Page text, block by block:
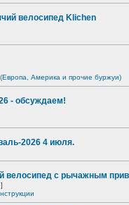
велосипед Klichen
Америка и прочие буржуи)
- обсуждаем!
2026 4 июля.
велосипед с рычажным
]